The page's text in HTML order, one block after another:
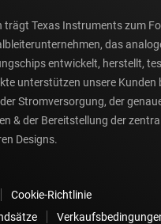
trägt Texas Instruments zum
das
entwickelt, herstellt,
unterstützen unsere Kunden
Stromversorgung, der
& der Bereitstellung der
Designs.
Cookie-Richtlinie